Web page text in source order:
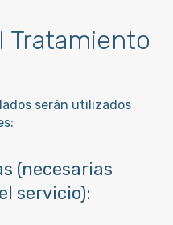
Tratamiento
serán utilizados
(necesarias
servicio):